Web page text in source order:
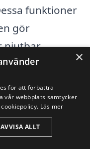
funktioner
gör
njutbar.
kostnaderna
det
företag.
kan hjälpa
×
för att förbättra
vår webbplats samtycker
Läs mer
AVVISA ALLT